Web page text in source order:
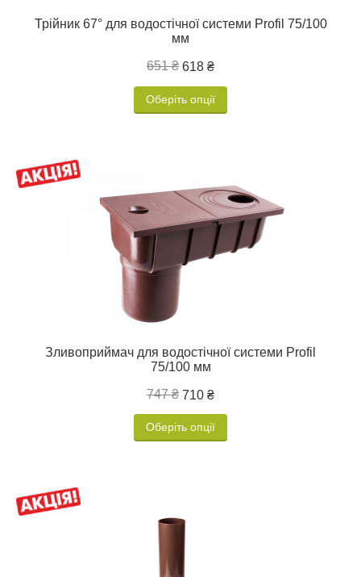
Трійник 67° для водостічної системи Profil 75/100
мм
651 ₴ 618 ₴
Оберіть опції
Зливоприймач для водостічної системи Profil
75/100 мм
747 ₴ 710 ₴
Оберіть опції